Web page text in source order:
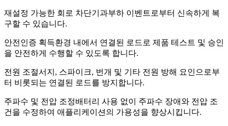
재설정 가능한 회로 차단기 과부하 이벤트로부터 신속하게 복
구할 수 있습니다.
안전인증 획득환경 내에서 연결된 로드로 제품 테스트 및 승인
을 안전하게 수행할 수 있도록 합니다.
전원 조절서지, 스파이크, 번개 및 기타 전원 방해 요인으로부
터 비롯되는 연결된 로드를 방지합니다.
주파수 및 전압 조정배터리 사용 없이 주파수 장애와 전압 조
건을 수정하여 애플리케이션의 가용성을 향상시킵니다.